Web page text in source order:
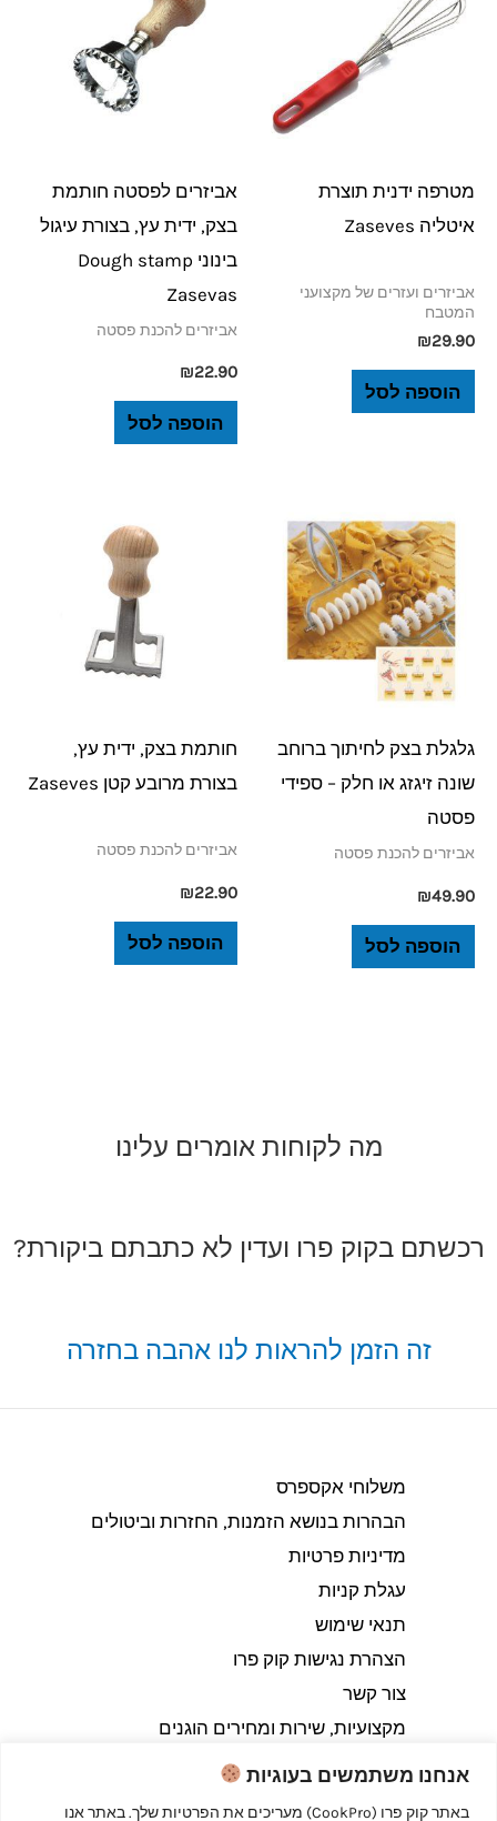
אנחנו משתמשים בעוגיות
באתר קוק פרו (CookPro) מעריכים את הפרטיות שלך. באתר אנו
מטרפה ידנית תוצרת
איטליה Zaseves
אביזרים ועזרים של מקצועני
המטבח
₪29.90
הוספה לסל
אביזרים לפסטה חותמת
בצק, ידית עץ, בצורת עיגול
בינוני Dough stamp
Zasevas
אביזרים להכנת פסטה
₪22.90
הוספה לסל
גלגלת בצק לחיתוך ברוחב
שונה זיגזג או חלק – ספידי
פסטה
אביזרים להכנת פסטה
₪49.90
הוספה לסל
חותמת בצק, ידית עץ,
בצורת מרובע קטן Zaseves
אביזרים להכנת פסטה
₪22.90
הוספה לסל
מה לקוחות אומרים עלינו
רכשתם בקוק פרו ועדין לא כתבתם ביקורת?
זה הזמן להראות לנו אהבה בחזרה
משלוחי אקספרס
הבהרות בנושא הזמנות, החזרות וביטולים​
מדיניות פרטיות
עגלת קניות
תנאי שימוש
הצהרת נגישות קוק פרו
צור קשר
מקצועיות, שירות ומחירים הוגנים